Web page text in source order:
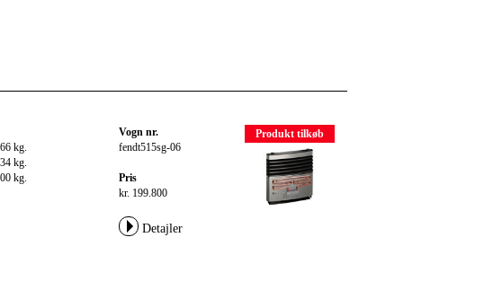
kg.
kg.
kg.
Vogn nr.
fendt515sg-06
Pris
kr. 199.800
Detajler
Produkt tilkøb